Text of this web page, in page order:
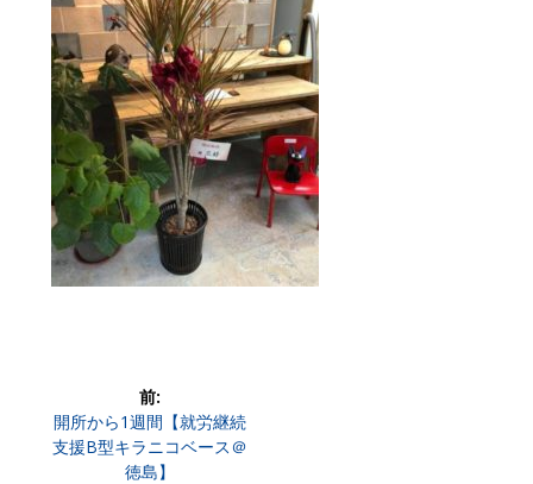
前:
前
の
開所から1週間【就労継続
支援B型キラニコベース＠
徳島】